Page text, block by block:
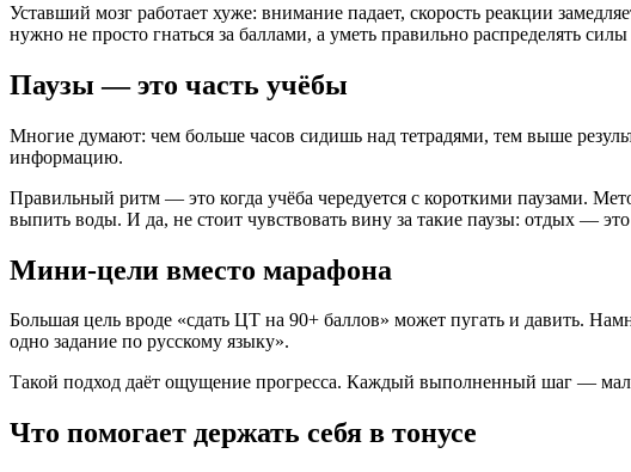
Уставший мозг работает хуже: внимание падает, скорость реакции
нужно не просто гнаться за баллами, а уметь правильно распределять
Паузы — это часть учёбы
Многие думают: чем больше часов сидишь над тетрадями, тем выше
информацию.
Правильный ритм — это когда учёба чередуется с короткими паузами.
выпить воды. И да, не стоит чувствовать вину за такие паузы: отдых —
Мини-цели вместо марафона
Большая цель вроде «сдать ЦТ на 90+ баллов» может пугать и давить.
одно задание по русскому языку».
Такой подход даёт ощущение прогресса. Каждый выполненный шаг —
Что помогает держать себя в тонусе